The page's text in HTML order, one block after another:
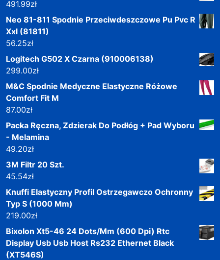
491.99zł
Neo 81-811 Spodnie Przeciwdeszczowe Pu Pvc R
Xxl (81811)
56.25zł
Logitech G502 X Czarna (910006138)
299.00zł
M&C Spodnie Medyczne Elastyczne Różowe
Comfort Fit M
87.00zł
Packa Ręczna, Zdzierak Do Podłóg + Pad Wyboru
- Melamina
49.20zł
3M Filtr 20 Szt.
45.54zł
Knuffi Elastyczny Profil Ostrzegawczo Ochronny
Typ S (1000 Mm)
219.00zł
Bixolon Xt5-46 24 Dots/Mm (600 Dpi) Rtc
Display Usb Usb Host Rs232 Ethernet Black
(XT546S)